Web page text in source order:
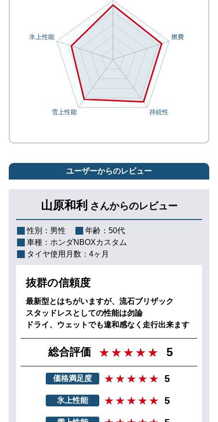
ユーザーからのレビュー
山原和利 さんからのレビュー
性別： 男性 年齢： 50代
車種： ホンダNBOXカスタム
タイヤ使用月数： 4ヶ月
抜群の信頼度
最新型とはちがいますが、流石ブリザック
スタッドレスとしての性能は勿論
ドライ、ウェットでも違和感なく走行出来ます
総合評価 5
価格満足度 5
氷上性能 5